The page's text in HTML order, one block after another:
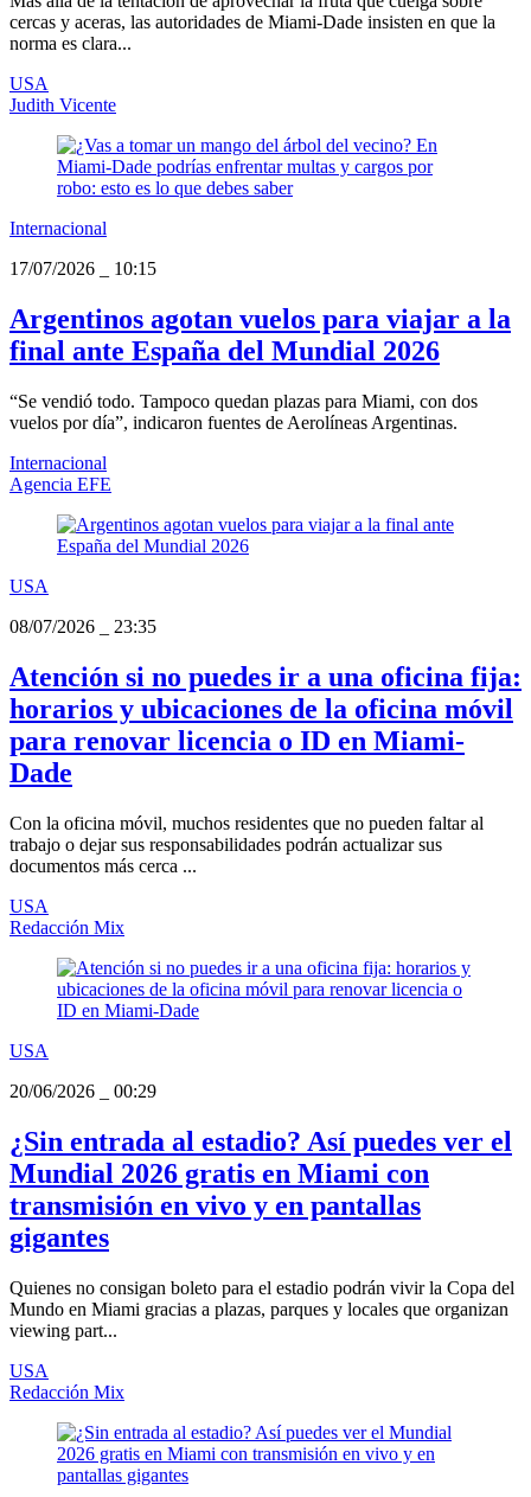
cercas y aceras, las autoridades de Miami‑Dade insisten en que la
norma es clara...
USA
Judith Vicente
Internacional
17/07/2026
10:15
Argentinos agotan vuelos para viajar a la
final ante España del Mundial 2026
“Se vendió todo. Tampoco quedan plazas para Miami, con dos
vuelos por día”, indicaron fuentes de Aerolíneas Argentinas.
Internacional
Agencia EFE
USA
08/07/2026
23:35
Atención si no puedes ir a una oficina fija:
horarios y ubicaciones de la oficina móvil
para renovar licencia o ID en Miami-
Dade
Con la oficina móvil, muchos residentes que no pueden faltar al
trabajo o dejar sus responsabilidades podrán actualizar sus
documentos más cerca ...
USA
Redacción Mix
USA
20/06/2026
00:29
¿Sin entrada al estadio? Así puedes ver el
Mundial 2026 gratis en Miami con
transmisión en vivo y en pantallas
gigantes
Quienes no consigan boleto para el estadio podrán vivir la Copa del
Mundo en Miami gracias a plazas, parques y locales que organizan
viewing part...
USA
Redacción Mix